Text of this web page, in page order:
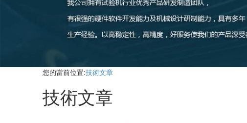
您的當前位置:技術文章
技術文章